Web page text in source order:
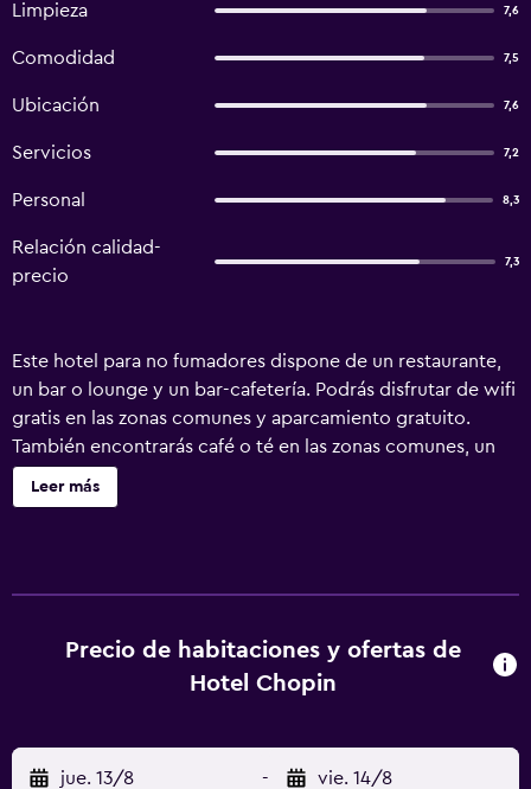
Limpieza 7,6
Comodidad 7,5
Ubicación 7,6
Servicios 7,2
Personal 8,3
Relación calidad-
precio
7,3
Este hotel para no fumadores dispone de un restaurante,
un bar o lounge y un bar-cafetería. Podrás disfrutar de wifi
gratis en las zonas comunes y aparcamiento gratuito.
También encontrarás café o té en las zonas comunes, un
centro de negocios y una piscina infantil. No se ofrece
servicio de limpieza. Hotel Chopin ofrece 40 alojamientos
gratis. Los servicios para las personas de negocios
incluyen escritorio y teléfono; se ofrecen llamadas locales
esparcimiento en este hotel incluyen piscina infantil.
Leer más
Precio de habitaciones y ofertas de
Hotel Chopin
jue. 13/8 - vie. 14/8